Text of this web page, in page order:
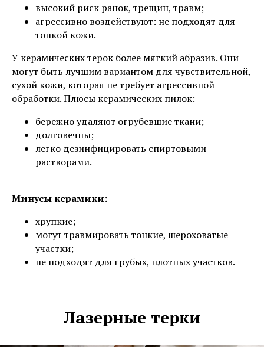
высокий риск ранок, трещин, травм;
агрессивно воздействуют: не подходят для
тонкой кожи.
У керамических терок более мягкий абразив. Они
могут быть лучшим вариантом для чувствительной,
сухой кожи, которая не требует агрессивной
обработки. Плюсы керамических пилок:
бережно удаляют огрубевшие ткани;
долговечны;
легко дезинфицировать спиртовыми
растворами.
Минусы керамики:
хрупкие;
могут травмировать тонкие, шероховатые
участки;
не подходят для грубых, плотных участков.
Лазерные терки